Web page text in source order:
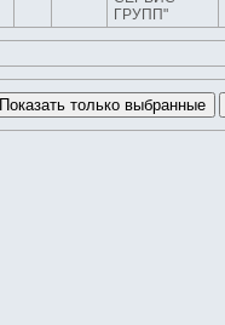
ГРУПП"
Показать только выбранные